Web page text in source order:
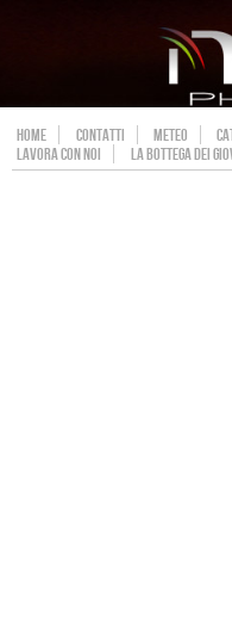
HOME CONTATTI METEO
LAVORA CON NOI
LA BOTTEGA DEI